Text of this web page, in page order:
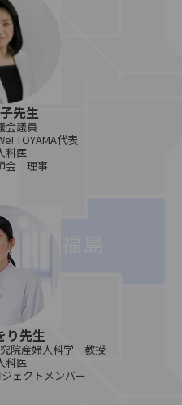
先生
会議員
TOYAMA代表
科医
会 理事
り先生
院産婦人科学 教授
科医
ェクトメンバー